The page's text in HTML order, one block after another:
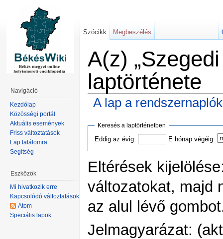
A(z)
laptörténete
A lap a
Keresés a laptörténetben
Eddig az évig: E hónap végéig:
Eltérések
változatokat, majd
az alul lévő
Jelmagyarázat:
Szócikk Megbeszélés
Navigáció
Kezdőlap
Közösségi portál
Aktuális események
Friss változtatások
Lap találomra
Segítség
Eszközök
Mi hivatkozik erre
Kapcsolódó változtatások
Atom
Speciális lapok